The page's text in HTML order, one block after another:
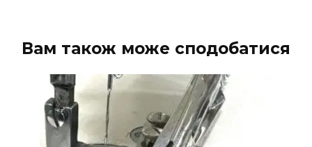
Вам також може сподобатися